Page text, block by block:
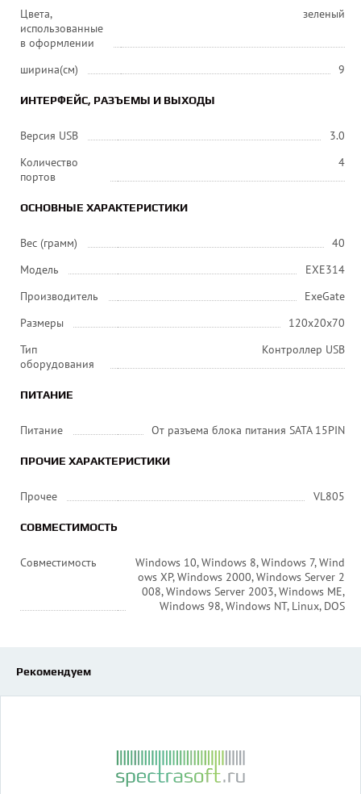
Цвета,
использованные
в оформлении
зеленый
ширина(см) 9
ИНТЕРФЕЙС, РАЗЪЕМЫ И ВЫХОДЫ
Версия USB
3.0
Количество
портов
4
ОСНОВНЫЕ ХАРАКТЕРИСТИКИ
Вес (грамм)
40
Модель
EXE314
Производитель
ExeGate
Размеры
120x20x70
Тип
оборудования
Контроллер USB
ПИТАНИЕ
Питание От разъема блока питания SATA 15PIN
ПРОЧИЕ ХАРАКТЕРИСТИКИ
Прочее VL805
СОВМЕСТИМОСТЬ
Совместимость
Windows 10, Windows 8, Windows 7, Wind
ows XP, Windows 2000, Windows Server 2
008, Windows Server 2003, Windows ME,
Windows 98, Windows NT, Linux, DOS
Рекомендуем